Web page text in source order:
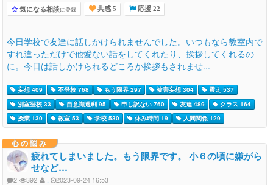
気になる相談に登録 共感 5 応援 22
今日学校で友達に話しかけられませんでした。いつもなら教室内で
すれ違っただけで他愛ない話をしてくれたり、挨拶してくれるの
に。今日は話しかけられるどころか挨拶もされませ...
妄想 409 不登校 768 もう限界 297 被害妄想 304
震え 537
別室登校 33
自意識過剰 95 申し訳ない 760 友達 489
クラス 164
授業 130
教室 53 学校 530 休み時間 19 人間関係 129
心の悩み
疲れてしまいました。もう限界です。 小６の頃に嫌がら
せなど…
2 392 . 2023-09-24 16:53